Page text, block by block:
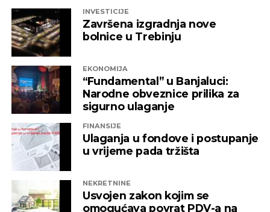
INVESTICIJE
Završena izgradnja nove
bolnice u Trebinju
EKONOMIJA
“Fundamental” u Banjaluci:
Narodne obveznice prilika za
sigurno ulaganje
FINANSIJE
Ulaganja u fondove i postupanje
u vrijeme pada tržišta
NEKRETNINE
Usvojen zakon kojim se
omogućava povrat PDV-a na